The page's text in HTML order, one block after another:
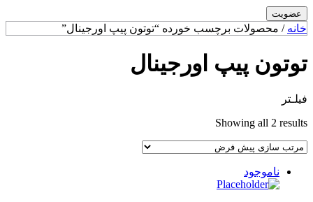
خانه / محصولات برچسب خورده “توتون پیپ اورجینال”
توتون پیپ اورجینال
فیلـتر
Showing all 2 results
ناموجود